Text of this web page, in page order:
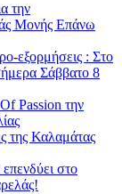
την
Μονής Επάνω
εξορμήσεις : Στο
Σάββατο 8
Passion την
της Καλαμάτας
στο